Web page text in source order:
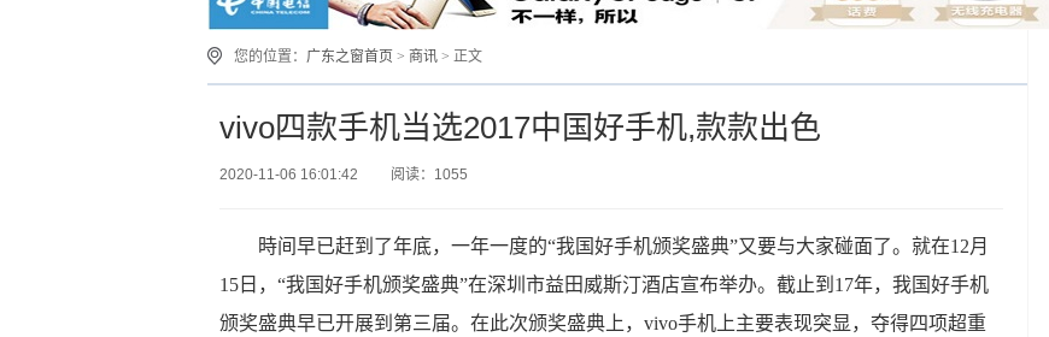
您的位置： 广东之窗首页 > 商讯 > 正文
vivo四款手机当选2017中国好手机,款款出色
2020-11-06 16:01:42 阅读：1055
時间早已赶到了年底，一年一度的“我国好手机颁奖盛典”又要与大家碰面了。就在12月
15日，“我国好手机颁奖盛典”在深圳市益田威斯汀酒店宣布举办。截止到17年，我国好手机
颁奖盛典早已开展到第三届。在此次颁奖盛典上，vivo手机上主要表现突显，夺得四项超重